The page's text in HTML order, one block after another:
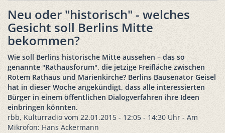
Neu oder "historisch" - welches
Gesicht soll Berlins Mitte
bekommen?
Wie soll Berlins historische Mitte aussehen – das so
genannte "Rathausforum", die jetzige Freifläche zwischen
Rotem Rathaus und Marienkirche? Berlins Bausenator Geisel
hat in dieser Woche angekündigt, dass alle interessierten
Bürger in einem öffentlichen Dialogverfahren ihre Ideen
einbringen könnten.
rbb, Kulturradio vom 22.01.2015 - 12:05 - 14:30 Uhr - Am
Mikrofon: Hans Ackermann